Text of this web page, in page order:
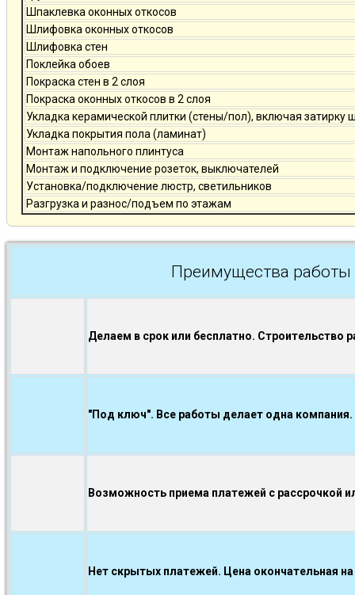
Шпаклевка оконных откосов
Шлифовка оконных откосов
Шлифовка стен
Поклейка обоев
Покраска стен в 2 слоя
Покраска оконных откосов в 2 слоя
Укладка керамической плитки (стены/пол), включая затирку
Укладка покрытия пола (ламинат)
Монтаж напольного плинтуса
Монтаж и подключение розеток, выключателей
Установка/подключение люстр, светильников
Разгрузка и разнос/подъем по этажам
Преимущества
Делаем в срок или бесплатно. Строительство
"Под ключ". Все работы делает одна компания.
Возможность приема платежей с рассрочкой
Нет скрытых платежей. Цена окончательная